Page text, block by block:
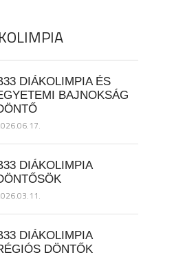
DIÁKOLIMPIA ÉS
BAJNOKSÁG
DIÁKOLIMPIA
DIÁKOLIMPIA
DÖNTŐK